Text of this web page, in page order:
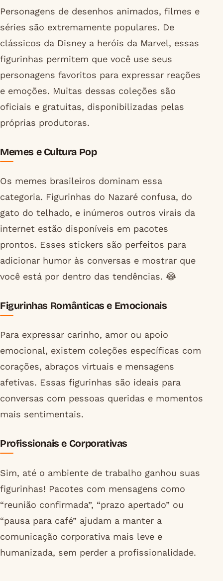
Personagens de desenhos animados, filmes e
séries são extremamente populares. De
clássicos da Disney a heróis da Marvel, essas
figurinhas permitem que você use seus
personagens favoritos para expressar reações
e emoções. Muitas dessas coleções são
oficiais e gratuitas, disponibilizadas pelas
próprias produtoras.
Memes e Cultura Pop
Os memes brasileiros dominam essa
categoria. Figurinhas do Nazaré confusa, do
gato do telhado, e inúmeros outros virais da
internet estão disponíveis em pacotes
prontos. Esses stickers são perfeitos para
adicionar humor às conversas e mostrar que
você está por dentro das tendências. 😂
Figurinhas Românticas e Emocionais
Para expressar carinho, amor ou apoio
emocional, existem coleções específicas com
corações, abraços virtuais e mensagens
afetivas. Essas figurinhas são ideais para
conversas com pessoas queridas e momentos
mais sentimentais.
Profissionais e Corporativas
Sim, até o ambiente de trabalho ganhou suas
figurinhas! Pacotes com mensagens como
“reunião confirmada”, “prazo apertado” ou
“pausa para café” ajudam a manter a
comunicação corporativa mais leve e
humanizada, sem perder a profissionalidade.